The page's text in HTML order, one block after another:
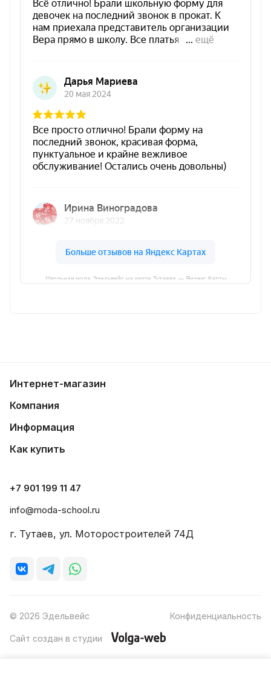
Школьная мода Эдельвейс на карте Тутаева — Яндекс Карты
Интернет-магазин
Компания
Информация
Как купить
+7 901 199 11 47
info@moda-school.ru
г. Тутаев, ул. Моторостроителей 74Д
© 2026 Эдельвейс Конфиденциальность
Сайт создан в студии